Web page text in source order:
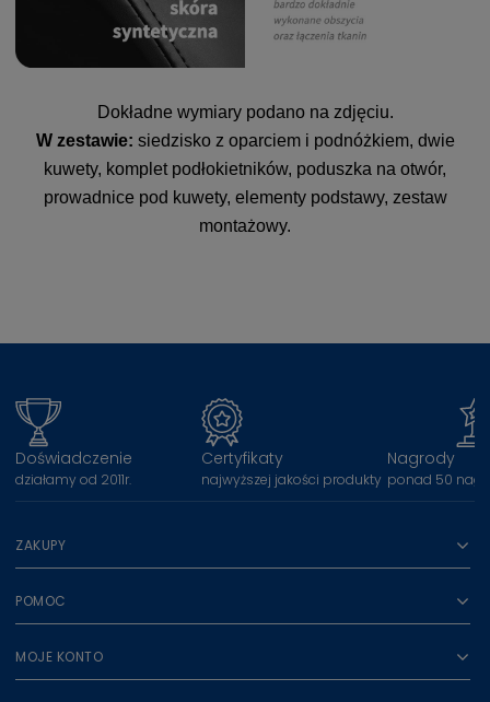
Dokładne wymiary podano na zdjęciu.
W zestawie: siedzisko z oparciem i podnóżkiem, dwie
kuwety, komplet podłokietników, poduszka na otwór,
prowadnice pod kuwety, elementy podstawy, zestaw
montażowy.
Doświadczenie
działamy od 2011r.
Certyfikaty
najwyższej jakości produkty
Nagrody
ponad 50
ZAKUPY
POMOC
MOJE KONTO